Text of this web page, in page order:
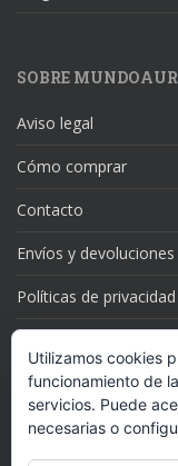
SOBRE
Aviso legal
Cómo comprar
Contacto
Envíos y devoluciones
Políticas de
SUSCRÍBETE A
Dirección
de
Utilizamos cookies
funcionamiento de
servicios. Puede
necesarias o